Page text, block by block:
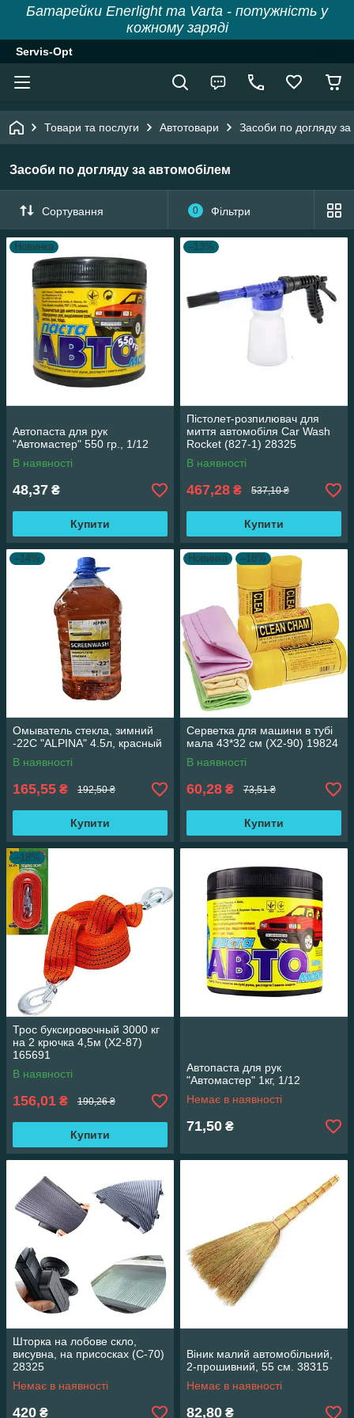
Батарейки Enerlight та Varta - потужність у
кожному заряді
Servis-Opt
Товари та послуги Автотовари Засоби по догляду
Засоби по догляду за автомобілем
Сортування 0 Фільтри
Новинка
Автопаста для рук
"Автомастер" 550 гр., 1/12
В наявності
48,37 ₴
Купити
–13%
Пістолет-розпилювач для
миття автомобіля Car Wash
Rocket (827-1) 28325
В наявності
467,28 ₴ 537,10 ₴
Купити
–14%
Омыватель стекла, зимний
-22С "ALPINA" 4.5л, красный
В наявності
165,55 ₴ 192,50 ₴
Купити
Новинка –18%
Серветка для машини в тубі
мала 43*32 см (X2-90) 19824
В наявності
60,28 ₴ 73,51 ₴
Купити
–18%
Трос буксировочный 3000 кг
на 2 крючка 4,5м (X2-87)
165691
В наявності
156,01 ₴ 190,26 ₴
Купити
Автопаста для рук
"Автомастер" 1кг, 1/12
Немає в наявності
71,50 ₴
Шторка на лобове скло,
висувна, на присосках (С-70)
28325
Немає в наявності
420 ₴
Віник малий автомобільний,
2-прошивний, 55 см. 38315
Немає в наявності
82,80 ₴